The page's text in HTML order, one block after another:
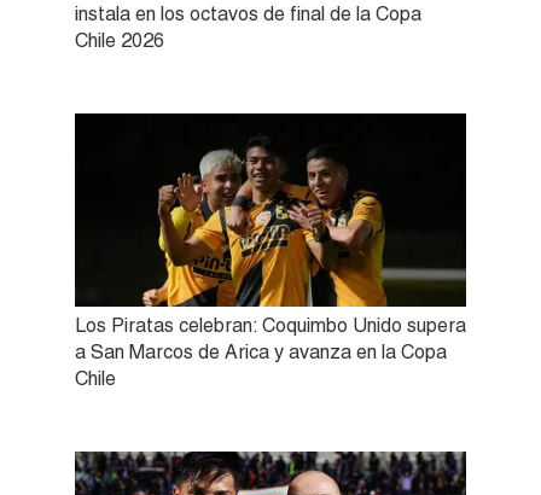
instala en los octavos de final de la Copa
Chile 2026
Los Piratas celebran: Coquimbo Unido supera
a San Marcos de Arica y avanza en la Copa
Chile